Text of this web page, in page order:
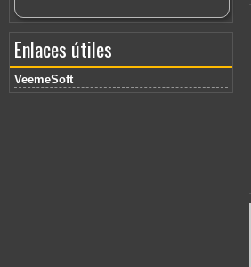
Enlaces útiles
VeemeSoft